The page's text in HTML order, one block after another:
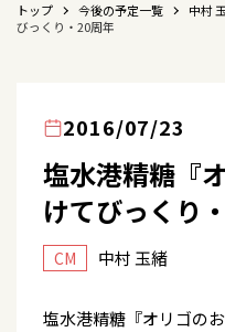
トップ 今後の予定一覧 中村
びっくり・20周年
2016/07/23
塩水港精糖『
けてびっくり
CM 中村 玉緒
塩水港精糖『オリゴのお